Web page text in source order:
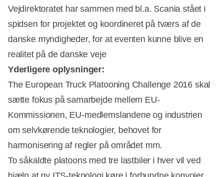
Vejdirektoratet har sammen med bl.a. Scania stået i
spidsen for projektet og koordineret på tværs af de
danske myndigheder, for at eventen kunne blive en
realitet på de danske veje
Yderligere oplysninger:
The European Truck Platooning Challenge 2016 skal
sætte fokus på samarbejde mellem EU-
Kommissionen, EU-medlemslandene og industrien
om selvkørende teknologier, behovet for
harmonisering af regler på området mm.
To såkaldte platoons med tre lastbiler i hver vil ved